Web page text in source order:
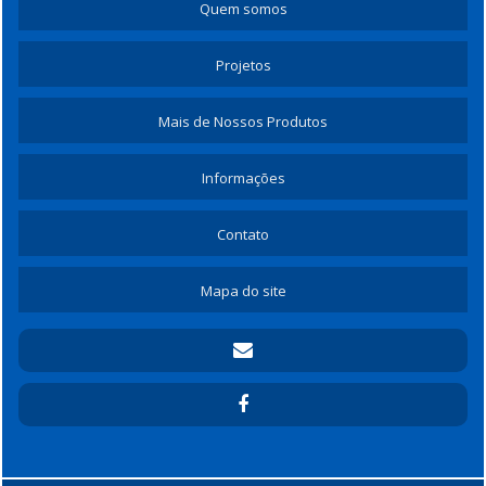
Quem somos
Projetos
Mais de Nossos Produtos
Informações
Contato
Mapa do site